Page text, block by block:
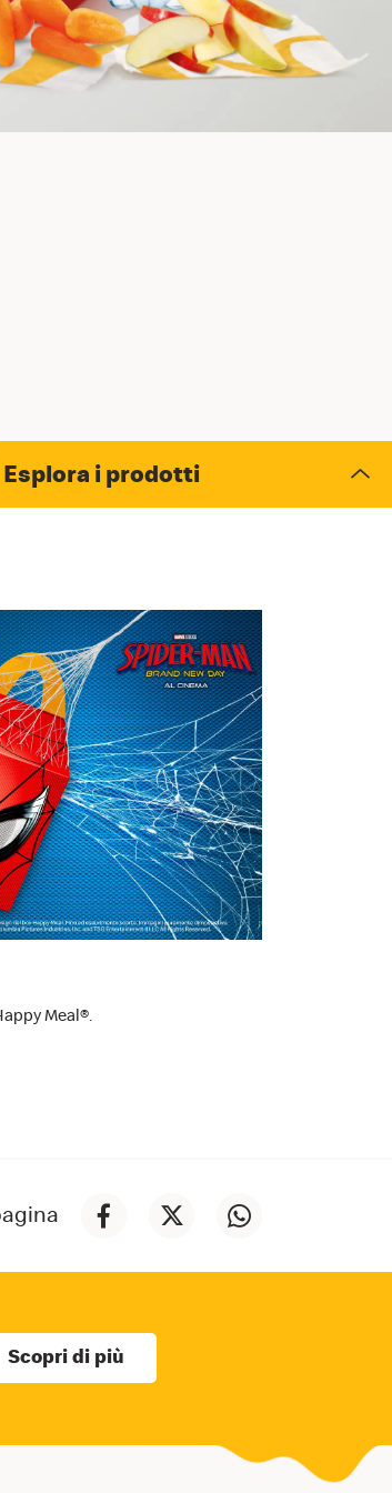
Esplora i prodotti
Meal®.
Scopri di più